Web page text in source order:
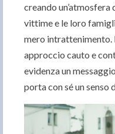
creando
vittime e le loro
mero intrattenimento.
approccio cauto e
evidenza un
porta con sé un senso